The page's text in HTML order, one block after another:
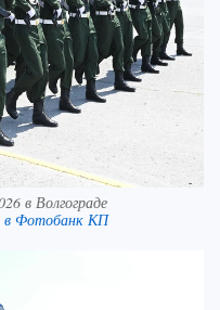
в Волгограде
в Фотобанк КП